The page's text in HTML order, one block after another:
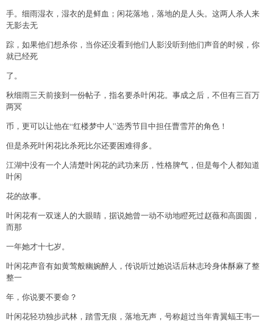
手。细雨湿衣，湿衣的是鲜血；闲花落地，落地的是人头。这两人杀人来
无影去无
踪，如果他们想杀你，当你还没看到他们人影没听到他们声音的时候，你
就已经死
了。
秋细雨三天前接到一份帖子，指名要杀叶闲花。事成之后，不但有三百万
两冥
币，更可以让他在“红楼梦中人”选秀节目中担任曹雪芹的角色！
但是杀死叶闲花比杀死比尔还要困难得多。
江湖中没有一个人清楚叶闲花的武功来历，性格脾气，但是每个人都知道
叶闲
花的故事。
叶闲花有一双迷人的大眼睛，据说她曾一动不动地瞪死过赵薇和高圆圆，
而那
一年她才十七岁。
叶闲花声音有如黄莺般幽婉醉人，传说听过她说话后林志玲身体酥麻了整
整一
年，你说要不要命？
叶闲花轻功独步武林，踏雪无痕，落地无声，号称超过当年青翼蝠王韦一